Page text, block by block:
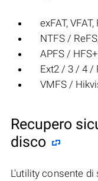
exFAT,
NTFS /
APFS /
Ext2 / 3 / 4 /
VMFS /
Recupero
disco
L'utility consente